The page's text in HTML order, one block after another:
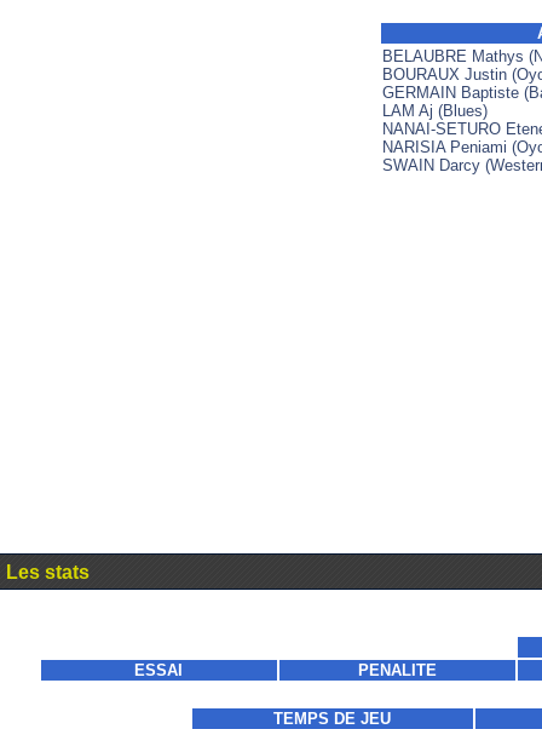
BELAUBRE Mathys
BOURAUX Justin
GERMAIN Baptiste
LAM Aj (Blues)
NANAI-SETURO
NARISIA Peniami
SWAIN Darcy
Les stats
ESSAI PENALITE
TEMPS DE JEU